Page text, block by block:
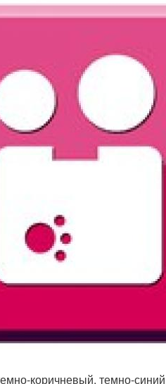
коричневый, темно-